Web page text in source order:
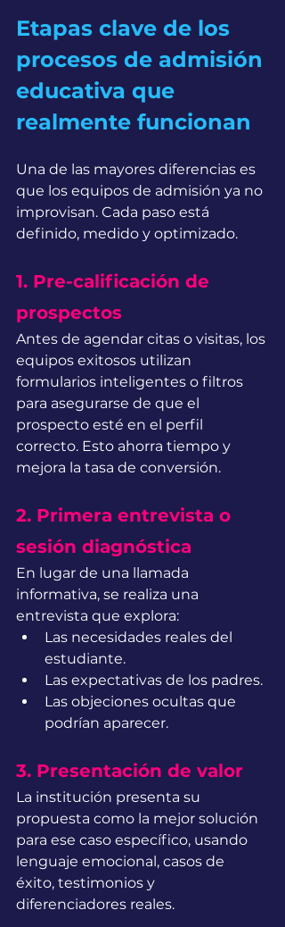
Etapas clave de los
procesos de admisión
educativa que
realmente funcionan
Una de las mayores diferencias es
que los equipos de admisión ya no
improvisan. Cada paso está
definido, medido y optimizado.
1. Pre-calificación de
prospectos
Antes de agendar citas o visitas, los
equipos exitosos utilizan
formularios inteligentes o filtros
para asegurarse de que el
prospecto esté en el perfil
correcto. Esto ahorra tiempo y
mejora la tasa de conversión.
2. Primera entrevista o
sesión diagnóstica
En lugar de una llamada
informativa, se realiza una
entrevista que explora:
Las necesidades reales del
estudiante.
Las expectativas de los padres.
Las objeciones ocultas que
podrían aparecer.
3. Presentación de valor
La institución presenta su
propuesta como la mejor solución
para ese caso específico, usando
lenguaje emocional, casos de
éxito, testimonios y
diferenciadores reales.